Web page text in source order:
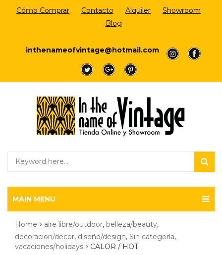
Cómo Comprar Contacto Alquiler
Showroom
Blog
inthenameofvintage@hotmail.com
a
a
a
a a
MAIN MENU
Home aire libre/outdoor, belleza/beauty,
decoración/decor, diseño/design, Sin categoría,
vacaciones/holidays
CALOR / HOT